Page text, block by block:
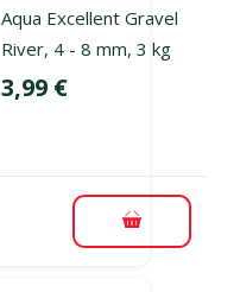
Aqua Excellent Gravel
River, 4 - 8 mm, 3 kg
Cena
3,99 €
Pievienot